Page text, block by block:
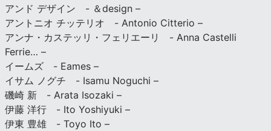
アンド デザイン - ＆design –
アントニオ チッテリオ - Antonio Citterio –
アンナ・カステッリ・フェリエーリ - Anna Castelli
Ferrie… –
イームズ - Eames –
イサム ノグチ - Isamu Noguchi –
磯崎 新 - Arata Isozaki –
伊藤 洋行 - Ito Yoshiyuki –
伊東 豊雄 - Toyo Ito –